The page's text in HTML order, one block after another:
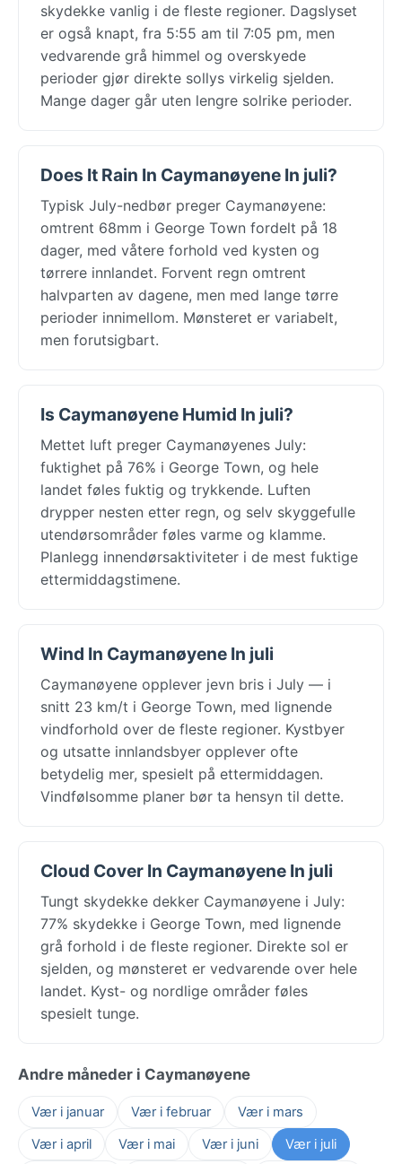
skydekke vanlig i de fleste regioner. Dagslyset
er også knapt, fra 5:55 am til 7:05 pm, men
vedvarende grå himmel og overskyede
perioder gjør direkte sollys virkelig sjelden.
Mange dager går uten lengre solrike perioder.
Does It Rain In Caymanøyene In juli?
Typisk July-nedbør preger Caymanøyene:
omtrent 68mm i George Town fordelt på 18
dager, med våtere forhold ved kysten og
tørrere innlandet. Forvent regn omtrent
halvparten av dagene, men med lange tørre
perioder innimellom. Mønsteret er variabelt,
men forutsigbart.
Is Caymanøyene Humid In juli?
Mettet luft preger Caymanøyenes July:
fuktighet på 76% i George Town, og hele
landet føles fuktig og trykkende. Luften
drypper nesten etter regn, og selv skyggefulle
utendørsområder føles varme og klamme.
Planlegg innendørsaktiviteter i de mest fuktige
ettermiddagstimene.
Wind In Caymanøyene In juli
Caymanøyene opplever jevn bris i July — i
snitt 23 km/t i George Town, med lignende
vindforhold over de fleste regioner. Kystbyer
og utsatte innlandsbyer opplever ofte
betydelig mer, spesielt på ettermiddagen.
Vindfølsomme planer bør ta hensyn til dette.
Cloud Cover In Caymanøyene In juli
Tungt skydekke dekker Caymanøyene i July:
77% skydekke i George Town, med lignende
grå forhold i de fleste regioner. Direkte sol er
sjelden, og mønsteret er vedvarende over hele
landet. Kyst- og nordlige områder føles
spesielt tunge.
Andre måneder i Caymanøyene
Vær i januar Vær i februar
Vær i mars
Vær i april
Vær i mai Vær i juni Vær i juli